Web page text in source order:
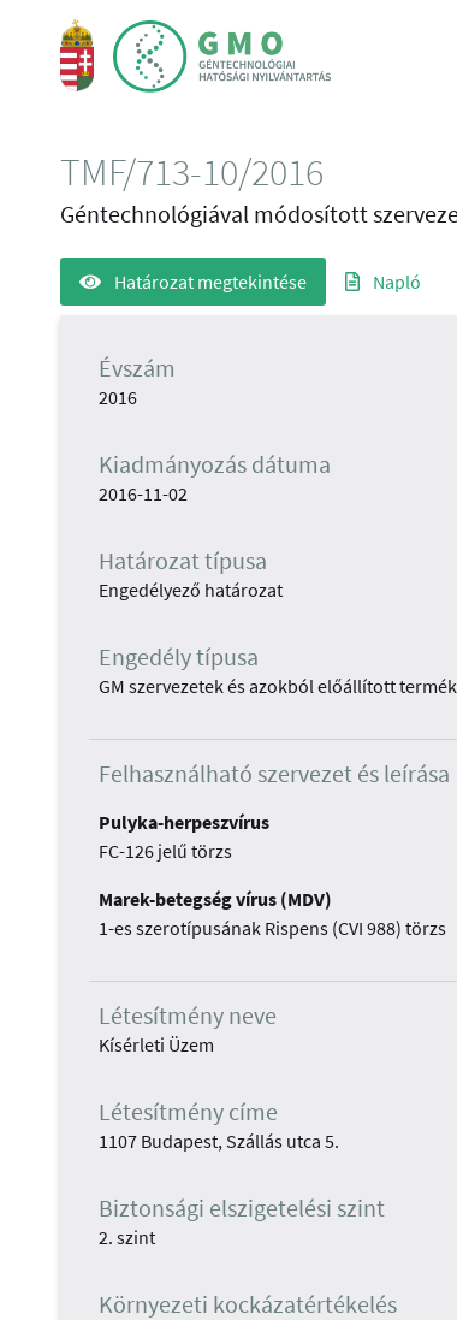
TMF/713-10/2016
Géntechnológiával módosított
Határozat megtekintése Napló
Évszám
2016
Kiadmányozás dátuma
2016-11-02
Határozat típusa
Engedélyező határozat
Engedély típusa
GM szervezetek és azokból előállított
Felhasználható szervezet és leírása
Pulyka-herpeszvírus
FC-126 jelű törzs
Marek-betegség vírus (MDV)
1-es szerotípusának Rispens (CVI 988) törzs
Létesítmény neve
Kísérleti Üzem
Létesítmény címe
1107 Budapest, Szállás utca 5.
Biztonsági elszigetelési szint
2. szint
Környezeti kockázatértékelés